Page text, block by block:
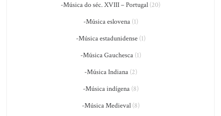
-Música do séc. XVIII – Portugal (20)
-Música eslovena(1)
-Música estadunidense(1)
-Música Gauchesca(1)
-Música Indiana(2)
-Música indígena(8)
-Música Medieval(8)